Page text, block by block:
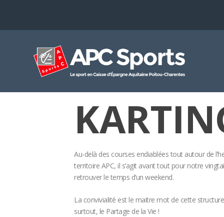
Au-delà des courses endiablées tout autour de
territoire APC, il s’agit avant tout pour notre
retrouver le temps d’un weekend.
La convivialité est le maitre mot de cette
surtout, le Partage de la Vie !